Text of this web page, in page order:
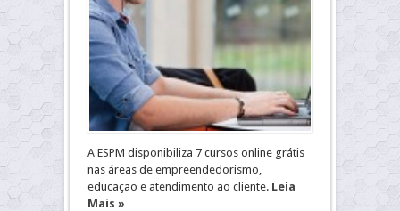
A ESPM disponibiliza 7 cursos online grátis
nas áreas de empreendedorismo,
educação e atendimento ao cliente. Leia
Mais »